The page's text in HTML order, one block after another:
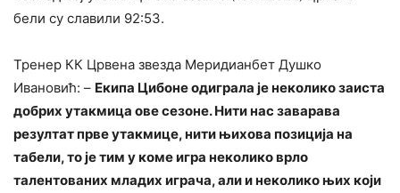
бели су славили 92:53.
Тренер КК Црвена звезда Меридианбет Душко
Ивановић: – Екипа Цибоне одиграла је неколико заиста
добрих утакмица ове сезоне. Нити нас заварава
резултат прве утакмице, нити њихова позиција на
табели, то је тим у коме игра неколико врло
талентованих младих играча, али и неколико њих који